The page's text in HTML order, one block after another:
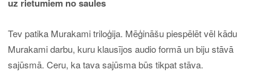
uz rietumiem no saules
Tev patika Murakami triloģija. Mēģināšu piespēlēt vēl kādu
Murakami darbu, kuru klausījos audio formā un biju stāvā
sajūsmā. Ceru, ka tava sajūsma būs tikpat stāva.